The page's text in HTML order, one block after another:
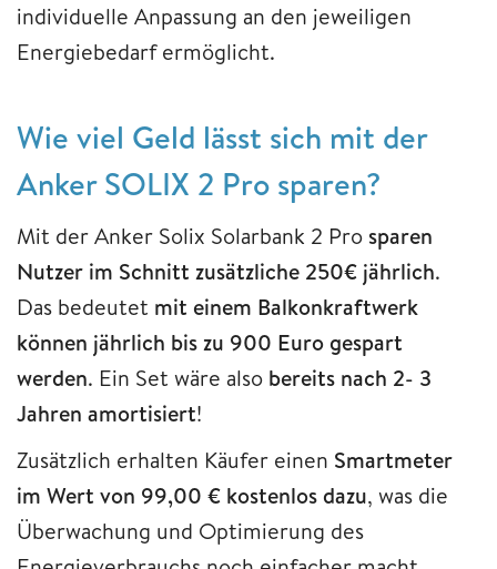
individuelle Anpassung an den jeweiligen
Energiebedarf ermöglicht.
Wie viel Geld lässt sich mit der
Anker SOLIX 2 Pro sparen?
Mit der Anker Solix Solarbank 2 Pro sparen
Nutzer im Schnitt zusätzliche 250€ jährlich.
Das bedeutet mit einem Balkonkraftwerk
können jährlich bis zu 900 Euro gespart
werden. Ein Set wäre also bereits nach 2- 3
Jahren amortisiert!
Zusätzlich erhalten Käufer einen Smartmeter
im Wert von 99,00 € kostenlos dazu, was die
Überwachung und Optimierung des